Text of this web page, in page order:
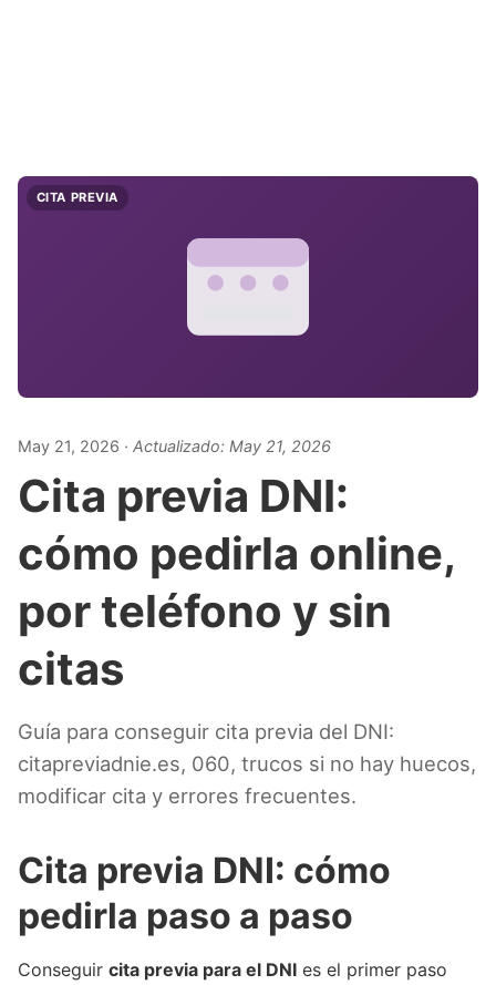
CITA PREVIA
May 21, 2026 · Actualizado: May 21, 2026
Cita previa DNI:
cómo pedirla online,
por teléfono y sin
citas
Guía para conseguir cita previa del DNI:
citapreviadnie.es, 060, trucos si no hay huecos,
modificar cita y errores frecuentes.
Cita previa DNI: cómo
pedirla paso a paso
Conseguir cita previa para el DNI es el primer paso